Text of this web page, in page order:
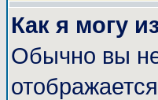
Как я могу
Обычно вы